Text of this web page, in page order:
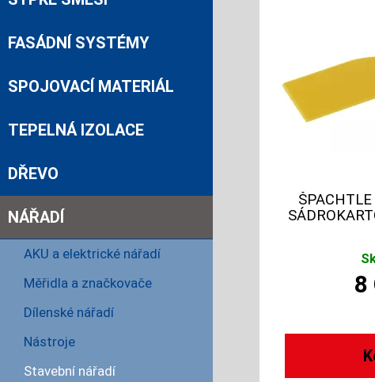
8
FASÁDNÍ SYSTÉMY
SPOJOVACÍ MATERIÁL
TEPELNÁ IZOLACE
DŘEVO
NÁŘADÍ
AKU a elektrické nářadí
Měřidla a značkovače
Dílenské nářadí
Nástroje
Stavební nářadí